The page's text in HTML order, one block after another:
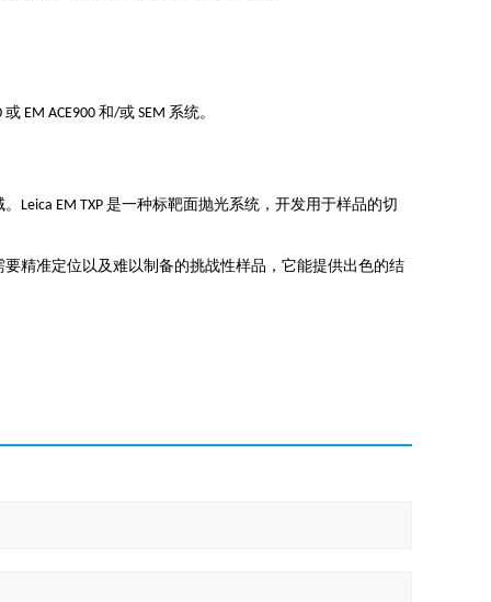
ACE900 和/或 SEM 系统。
Leica EM TXP 是一种标靶面抛光系统，开发用于样品的切
要精准定位以及难以制备的挑战性样品，它能提供出色的结